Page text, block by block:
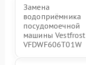
Замена
водоприёмника
посудомоечной
машины Vestfrost
VFDWF606T01W